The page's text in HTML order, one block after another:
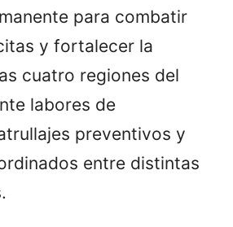
para combatir
y fortalecer la
cuatro regiones del
labores de
preventivos y
entre distintas